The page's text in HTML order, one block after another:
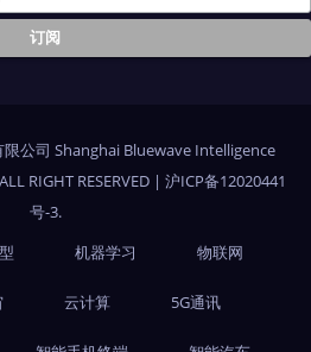
公司 Shanghai Bluewave Intelligence
RIGHT RESERVED | 沪ICP备12020441
号-3.
机器学习 物联网
云计算 5G通讯